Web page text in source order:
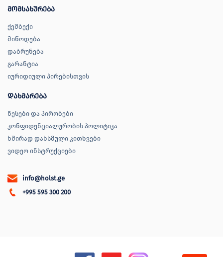
მომსახურება
ქეშბექი
მიწოდება
დაბრუნება
გარანტია
იურიდიული პირებისთვის
დახმარება
წესები და პირობები
კონფიდენციალურობის პოლიტიკა
ხშირად დახსმული კითხვები
ვიდეო ინსტრუქციები
info@holst.ge
+995 595 300 200